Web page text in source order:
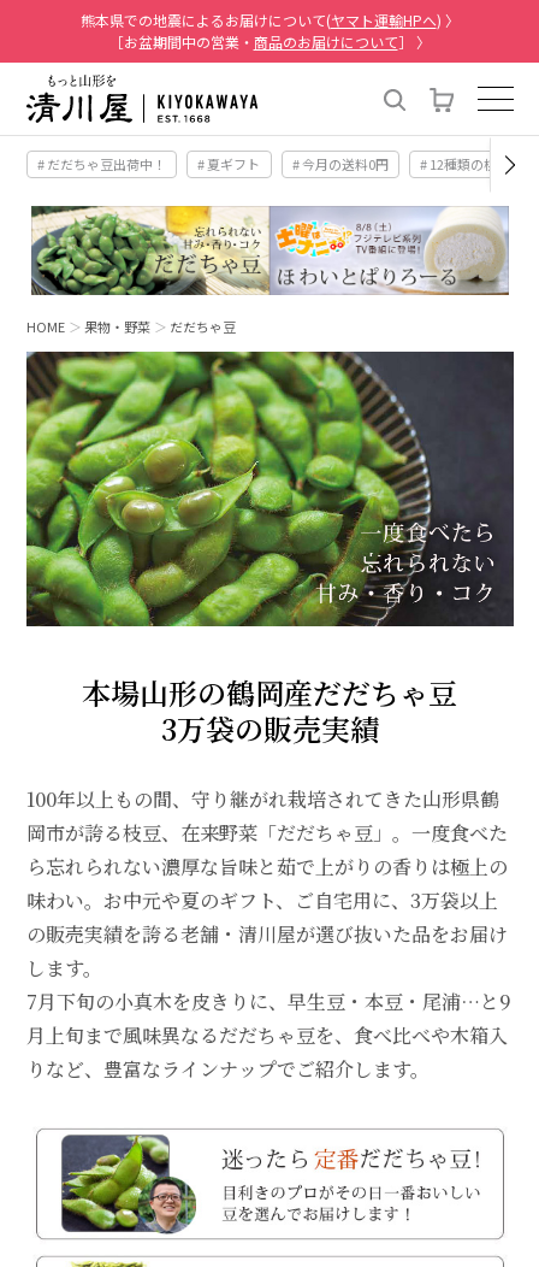
熊本県での地震によるお届けについて(ヤマト運輸HPへ) 〉
［お盆期間中の営業・ 商品のお届けについて］ 〉
# だだちゃ豆出荷中！ # 夏ギフト # 今月の送料0円 # 12種類の桃
HOME 果物・野菜 だだちゃ豆
本場山形の鶴岡産だだちゃ豆
3万袋の販売実績
100年以上もの間、守り継がれ栽培されてきた山形県鶴
岡市が誇る枝豆、在来野菜「だだちゃ豆」。一度食べた
ら忘れられない濃厚な旨味と茹で上がりの香りは極上の
味わい。お中元や夏のギフト、ご自宅用に、3万袋以上
の販売実績を誇る老舗・清川屋が選び抜いた品をお届け
します。
7月下旬の小真木を皮きりに、早生豆・本豆・尾浦…と9
月上旬まで風味異なるだだちゃ豆を、食べ比べや木箱入
りなど、豊富なラインナップでご紹介します。